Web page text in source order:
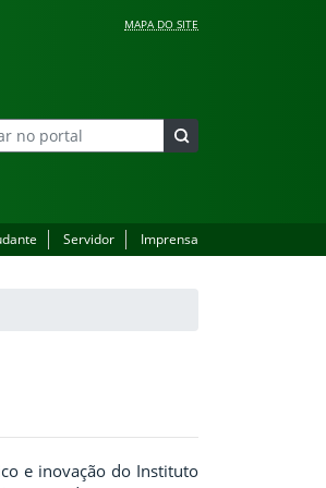
MAPA DO SITE
Servidor Imprensa
e inovação do Instituto